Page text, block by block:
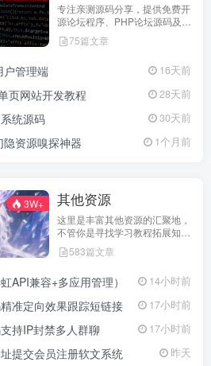
专注亲测源码分享，提供免费开
源论坛程序、PHP论坛源码及论
坛搭建解决方案，所有源码均经
实际测试可用，助力快速搭建稳
75篇文章
户管理端 16天前
页网站开发教程 28天前
统源码 30天前
资源嗅探神器 1个月前
3W+ 其他资源
这里是丰富其他资源的汇聚地，
不管你是寻找学习教程拓展知
识，还是搜集各类素材激发创作
灵感，亦或是查询专业数据辅助
源定期更新、分类清晰、下载便
务，快来探索发现所需资源！
583篇文章
API兼容+多应用管理） 14小时前
准定向效果跟踪短链接 17小时前
持IP封禁多人群聊 17小时前
提交会员注册软文系统 昨天